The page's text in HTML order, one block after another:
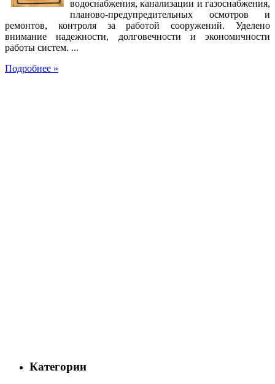
водоснабжения, канализации и газоснабжения,
планово-предупредительных осмотров и
ремонтов, контроля за работой сооружений. Уделено
внимание надежности, долговечности и экономичности
работы систем. ...
Подробнее »
Категории